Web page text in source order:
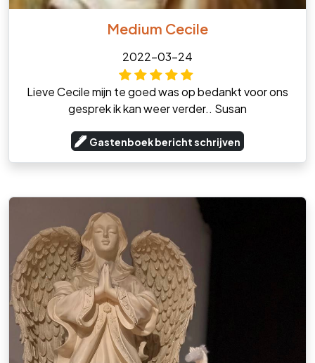
Medium Cecile
2022-03-24
Lieve Cecile mijn te goed was op bedankt voor ons
gesprek ik kan weer verder.. Susan
Gastenboek bericht schrijven